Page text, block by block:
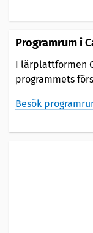
Programrum i
I lärplattformen
programmets
Besök